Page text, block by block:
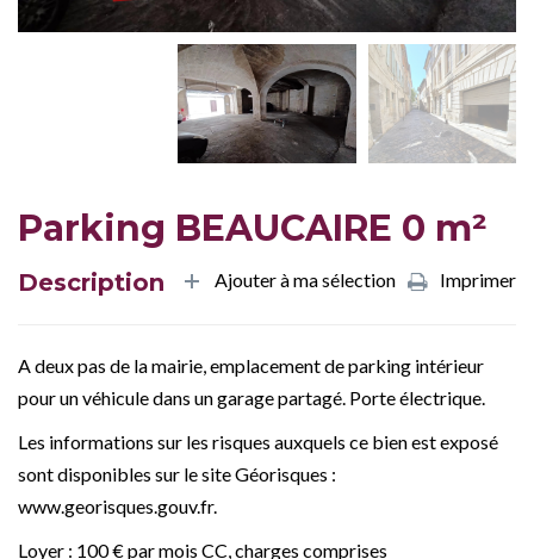
Parking BEAUCAIRE 0 m²
Description Imprimer
Ajouter à ma sélection
A deux pas de la mairie, emplacement de parking intérieur
pour un véhicule dans un garage partagé. Porte électrique.
Les informations sur les risques auxquels ce bien est exposé
sont disponibles sur le site Géorisques :
www.georisques.gouv.fr.
Loyer : 100 € par mois CC, charges comprises